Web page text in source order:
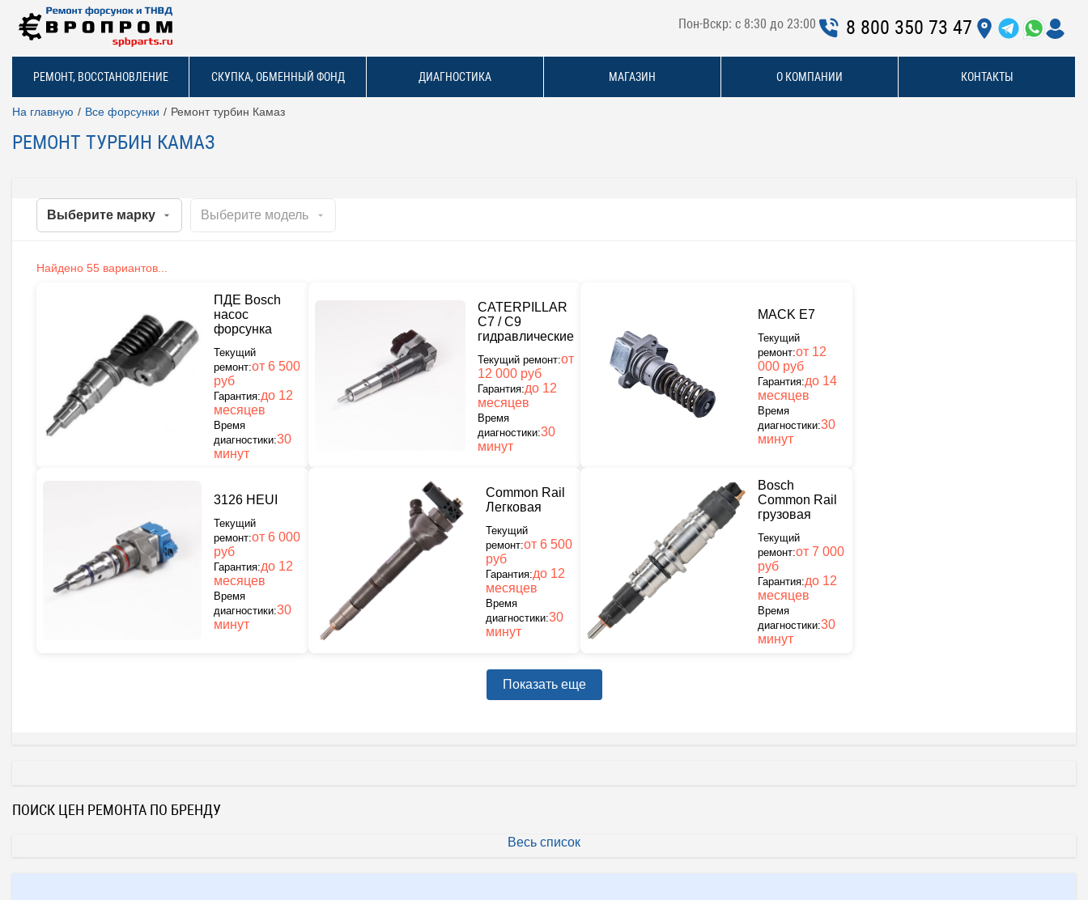
Пон-Вскр: с 8:30 до 23:00 8 800 350 73 47
РЕМОНТ, ВОССТАНОВЛЕНИЕ СКУПКА, ОБМЕННЫЙ ФОНД ДИАГНОСТИКА МАГАЗИН О КОМПАНИИ КОНТАКТЫ
На главную Все форсунки Ремонт турбин Камаз
РЕМОНТ ТУРБИН КАМАЗ
Найдено 55 вариантов...
ПДЕ Bosch
насос
форсунка
Текущий
ремонт:от 6 500
руб
Гарантия:до 12
месяцев
Время
диагностики:30
минут
CATERPILLAR
C7 / C9
гидравлические
Текущий ремонт:от
12 000 руб
Гарантия:до 12
месяцев
Время
диагностики:30
минут
MACK E7
Текущий
ремонт:от 12
000 руб
Гарантия:до 14
месяцев
Время
диагностики:30
минут
3126 HEUI
Текущий
ремонт:от 6 000
руб
Гарантия:до 12
месяцев
Время
диагностики:30
минут
Common Rail
Легковая
Текущий
ремонт:от 6 500
руб
Гарантия:до 12
месяцев
Время
диагностики:30
минут
Bosch
Common Rail
грузовая
Текущий
ремонт:от 7 000
руб
Гарантия:до 12
месяцев
Время
диагностики:30
минут
Показать еще
ПОИСК ЦЕН РЕМОНТА ПО БРЕНДУ
Весь список